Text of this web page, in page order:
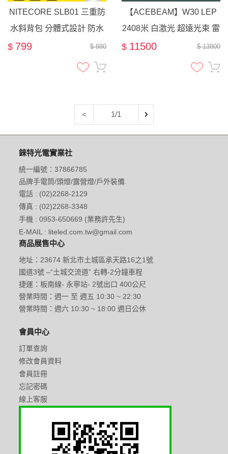
NITECORE SLB01 三重防
水斜背包 分體式設計 防水
$ 880
$ 799
【ACEBEAM】W30 LEP
2408米 白激光 超遠光束 雷
射手電筒 500流明 / 潛水手
電筒 水下100米
$ 13800
$ 11500
< 1/1
錸特光電實業社
統一編號：37866785
品牌手電筒/頭燈/露營燈/戶外裝備.
電話 : (02)2268-2129
傳真 : (02)2268-3348
手機 : 0953-650669 (業務許先生)
E-MAIL : liteled.com.tw@gmail.com
商品展售中心
地址：23674 新北市土城區承天路16之1號
國道3號 –“土城交流道” 右轉-2分鐘車程
捷運：板南線- 永寧站- 2號出口 400公尺
營業時間：週一 至 週五 10:30 ~ 22:30
營業時間：週六 10:30 ~ 18:00 週日公休
會員中心
訂單查詢
修改會員資料
會員註冊
忘記密碼
線上客服